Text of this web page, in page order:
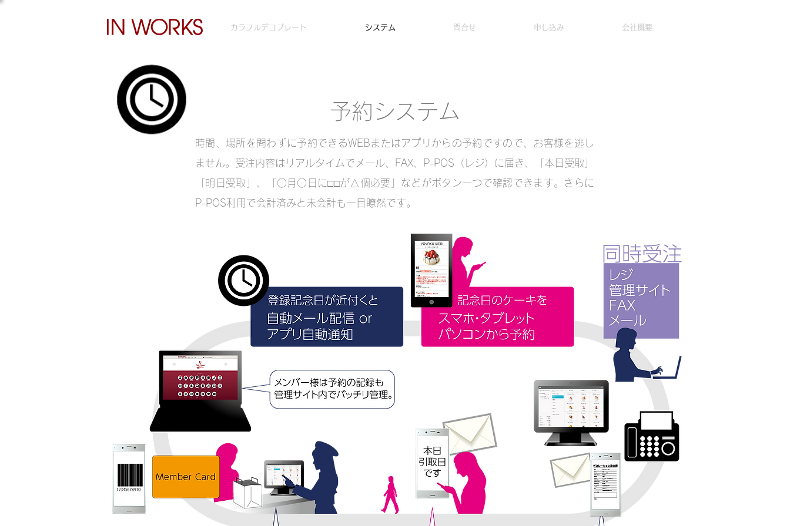
カラフルデコプレート システム 問合せ 申し込み 会社概要
予約システム
時間、場所を問わずに予約できるWEBまたはアプリからの予約ですので、お客様を逃し
ません。受注内容はリアルタイムでメール、FAX、P-POS（レジ）に届き、「本日受取」
「明日受取」、「○月○日に□□が△個必要」などがボタン一つで確認できます。さらに
P-POS利用で会計済みと未会計も一目瞭然です。